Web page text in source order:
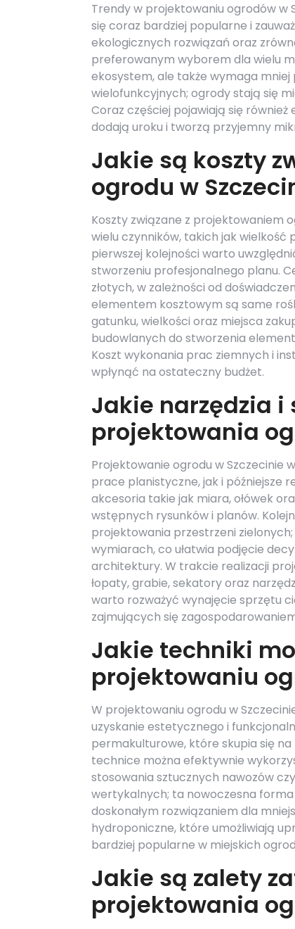
Trendy w projektowaniu ogrodów w
się coraz bardziej popularne i
ekologicznych rozwiązań oraz
preferowanym wyborem dla wielu
ekosystem, ale także wymaga
wielofunkcyjnych; ogrody stają się
Coraz częściej pojawiają się
dodają uroku i tworzą przyjemny
Jakie są koszty
ogrodu w
Koszty związane z projektowaniem
wielu czynników, takich jak wielkość
pierwszej kolejności warto
stworzeniu profesjonalnego planu.
złotych, w zależności od
elementem kosztowym są same
gatunku, wielkości oraz miejsca
budowlanych do stworzenia
Koszt wykonania prac ziemnych i
wpłynąć na ostateczny budżet.
Jakie narzędzia i
projektowania
Projektowanie ogrodu w Szczecinie
prace planistyczne, jak i późniejsze
akcesoria takie jak miara, ołówek
wstępnych rysunków i planów.
projektowania przestrzeni
wymiarach, co ułatwia podjęcie
architektury. W trakcie realizacji
łopaty, grabie, sekatory oraz
warto rozważyć wynajęcie sprzętu
zajmujących się
Jakie techniki
projektowaniu
W projektowaniu ogrodu w
uzyskanie estetycznego i
permakulturowe, które skupia się
technice można efektywnie
stosowania sztucznych nawozów
wertykalnych; ta nowoczesna
doskonałym rozwiązaniem dla
hydroponiczne, które umożliwiają
bardziej popularne w miejskich
Jakie są zalety
projektowania